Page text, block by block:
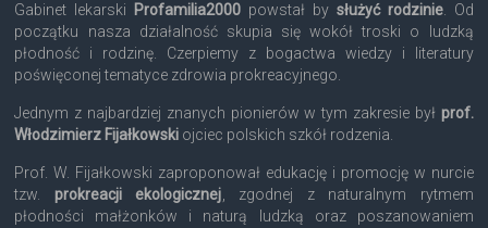
Gabinet lekarski Profamilia2000 powstał by służyć rodzinie. Od
początku nasza działalność skupia się wokół troski o ludzką
płodność i rodzinę. Czerpiemy z bogactwa wiedzy i literatury
poświęconej tematyce zdrowia prokreacyjnego.
Jednym z najbardziej znanych pionierów w tym zakresie był prof.
Włodzimierz Fijałkowski ojciec polskich szkół rodzenia.
Prof. W. Fijałkowski zaproponował edukację i promocję w nurcie
tzw. prokreacji ekologicznej , zgodnej z naturalnym rytmem
płodności małżonków i naturą ludzką oraz poszanowaniem